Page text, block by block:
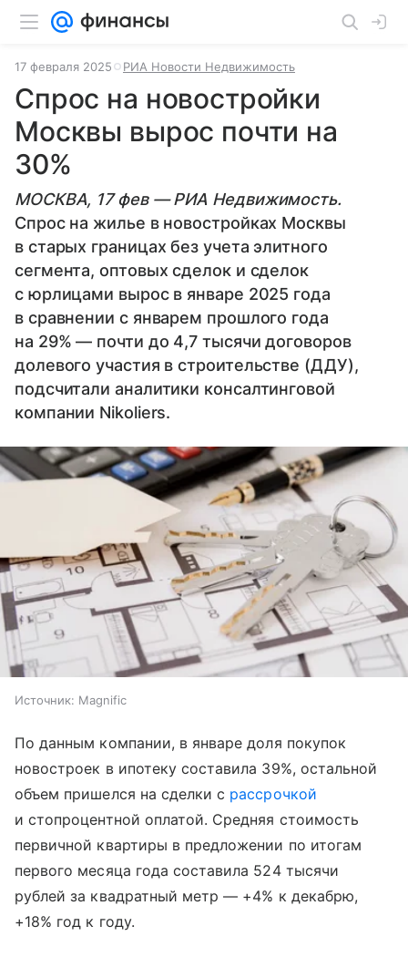
17 февраля 2025 РИА Новости Недвижимость
Спрос на новостройки
Москвы вырос почти на
30%
МОСКВА, 17 фев — РИА Недвижимость.
Спрос на жилье в новостройках Москвы
в старых границах без учета элитного
сегмента, оптовых сделок и сделок
с юрлицами вырос в январе 2025 года
в сравнении с январем прошлого года
на 29% — почти до 4,7 тысячи договоров
долевого участия в строительстве (ДДУ),
подсчитали аналитики консалтинговой
компании Nikoliers.
Источник: Magnific
По данным компании, в январе доля покупок
новостроек в ипотеку составила 39%, остальной
объем пришелся на сделки с рассрочкой
и стопроцентной оплатой. Средняя стоимость
первичной квартиры в предложении по итогам
первого месяца года составила 524 тысячи
рублей за квадратный метр — +4% к декабрю,
+18% год к году.